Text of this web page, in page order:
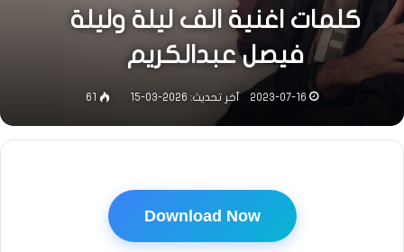
كلمات اغنية الف ليلة وليلة
فيصل عبدالكريم
2023-07-16 آخر تحديث: 2026-03-15 61
Download Now